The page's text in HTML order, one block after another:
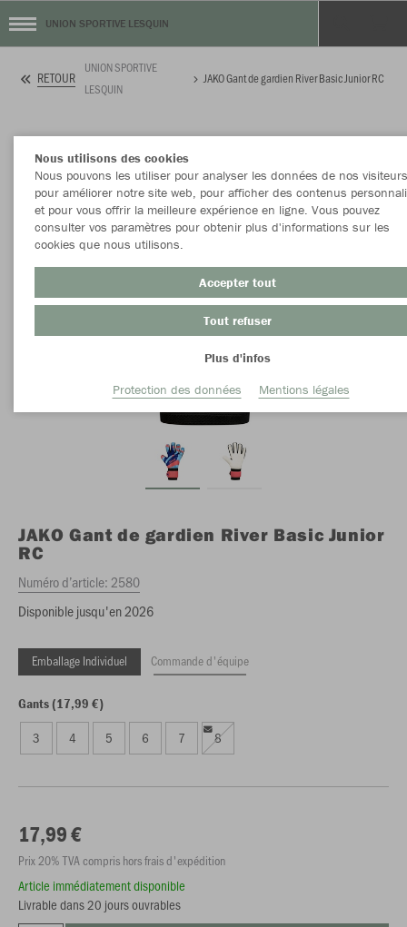
UNION SPORTIVE LESQUIN
RETOUR
UNION SPORTIVE
LESQUIN
JAKO Gant de gardien River Basic Junior RC
JAKO Gant de gardien River Basic Junior
RC
Numéro d’article: 2580
Disponible jusqu'en 2026
Emballage Individuel Commande d'équipe
Gants (17,99 €)
3 4 5 6 7 8
17,99 €
Prix 20% TVA compris hors frais d'expédition
Article immédiatement disponible
Livrable dans 20 jours ouvrables
Nous utilisons des cookies
Nous pouvons les utiliser pour analyser les données de nos
pour améliorer notre site web, pour afficher des contenus
et pour vous offrir la meilleure expérience en ligne. Vous pouvez
consulter vos paramètres pour obtenir plus d'informations sur les
cookies que nous utilisons.
Accepter tout
Tout refuser
Plus d'infos
Protection des données
Mentions légales